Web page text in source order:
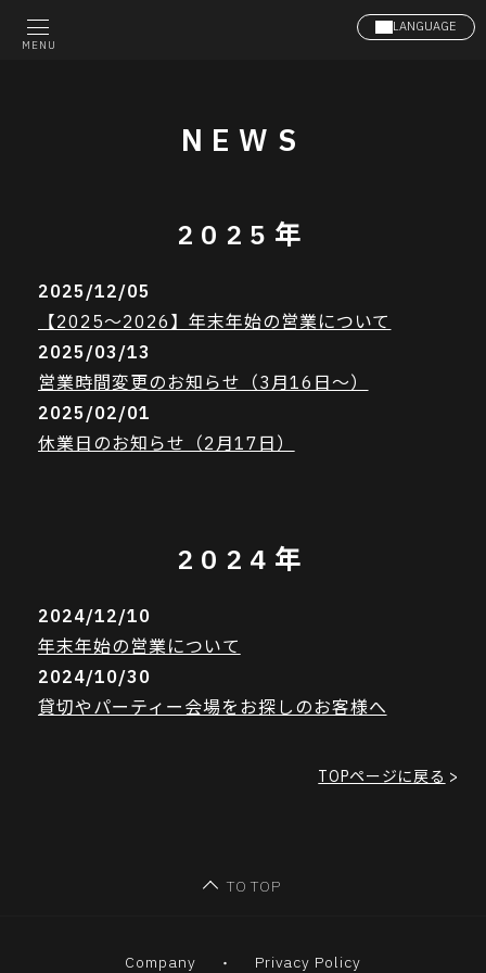
MENU
LANGUAGE
NEWS
2025年
2025/12/05
【2025～2026】年末年始の営業について
2025/03/13
営業時間変更のお知らせ（3月16日～）
2025/02/01
休業日のお知らせ（2月17日）
2024年
2024/12/10
年末年始の営業について
2024/10/30
貸切やパーティー会場をお探しのお客様へ
TOPページに戻る >
TO TOP
Company Privacy Policy